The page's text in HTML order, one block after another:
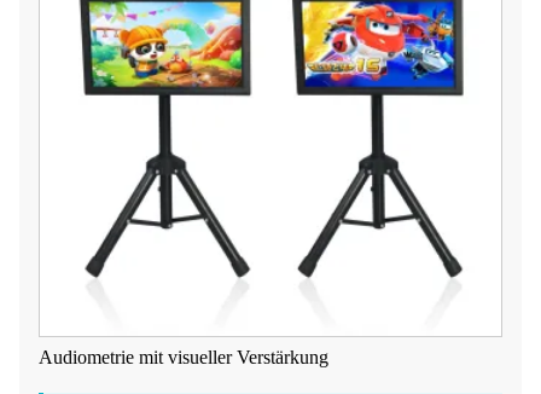
Audiometrie mit visueller Verstärkung